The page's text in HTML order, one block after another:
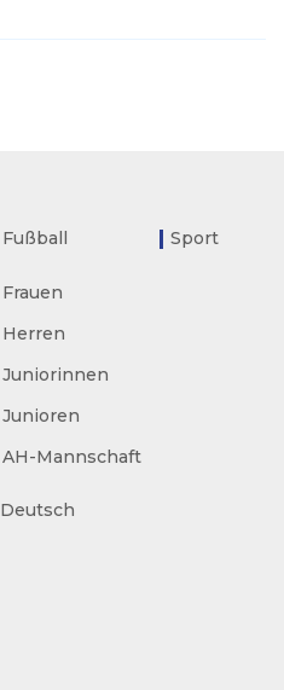
Fußball
Frauen
Herren
Juniorinnen
Junioren
AH-Mannschaft
Sport
Deutsch